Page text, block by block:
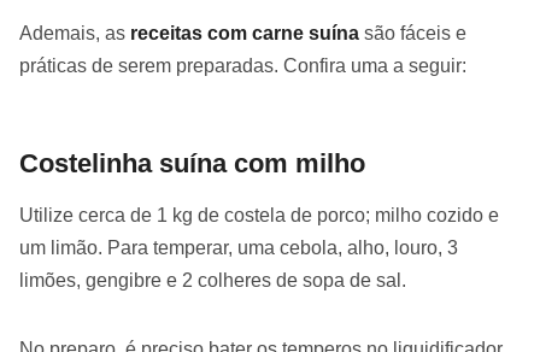
Ademais, as receitas com carne suína são fáceis e
práticas de serem preparadas. Confira uma a seguir:
Costelinha suína com milho
Utilize cerca de 1 kg de costela de porco; milho cozido e
um limão. Para temperar, uma cebola, alho, louro, 3
limões, gengibre e 2 colheres de sopa de sal.